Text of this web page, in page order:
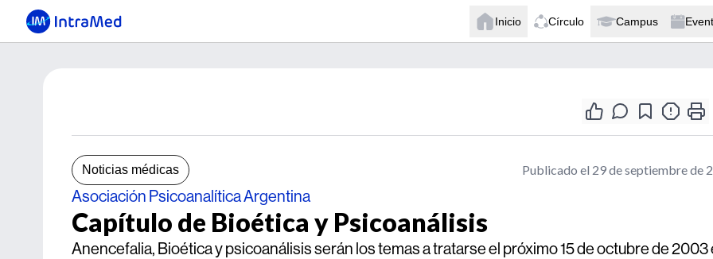
Inicio Círculo Campus
Noticias médicas Publicado el 29 de septiembre de
Asociación Psicoanalítica Argentina
Capítulo de Bioética y Psicoanálisis
Anencefalia, Bioética y psicoanálisis serán los temas a tratarse el próximo 15 de octubre de 2003